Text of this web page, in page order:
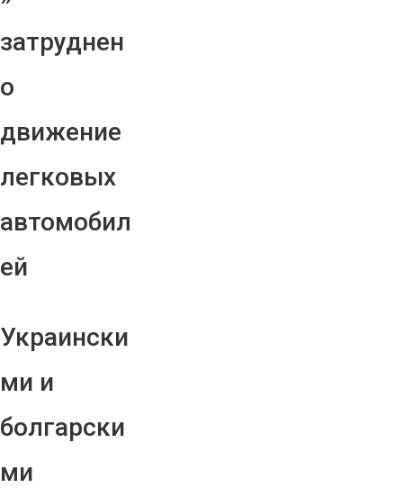
затруднен
о
движение
легковых
автомобил
ей
Украински
ми и
болгарски
ми